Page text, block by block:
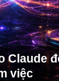
Claude
việc